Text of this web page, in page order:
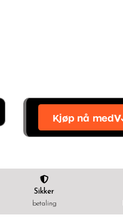
Alternative:
Sikker
betaling